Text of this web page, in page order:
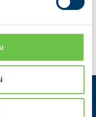
Nākamā